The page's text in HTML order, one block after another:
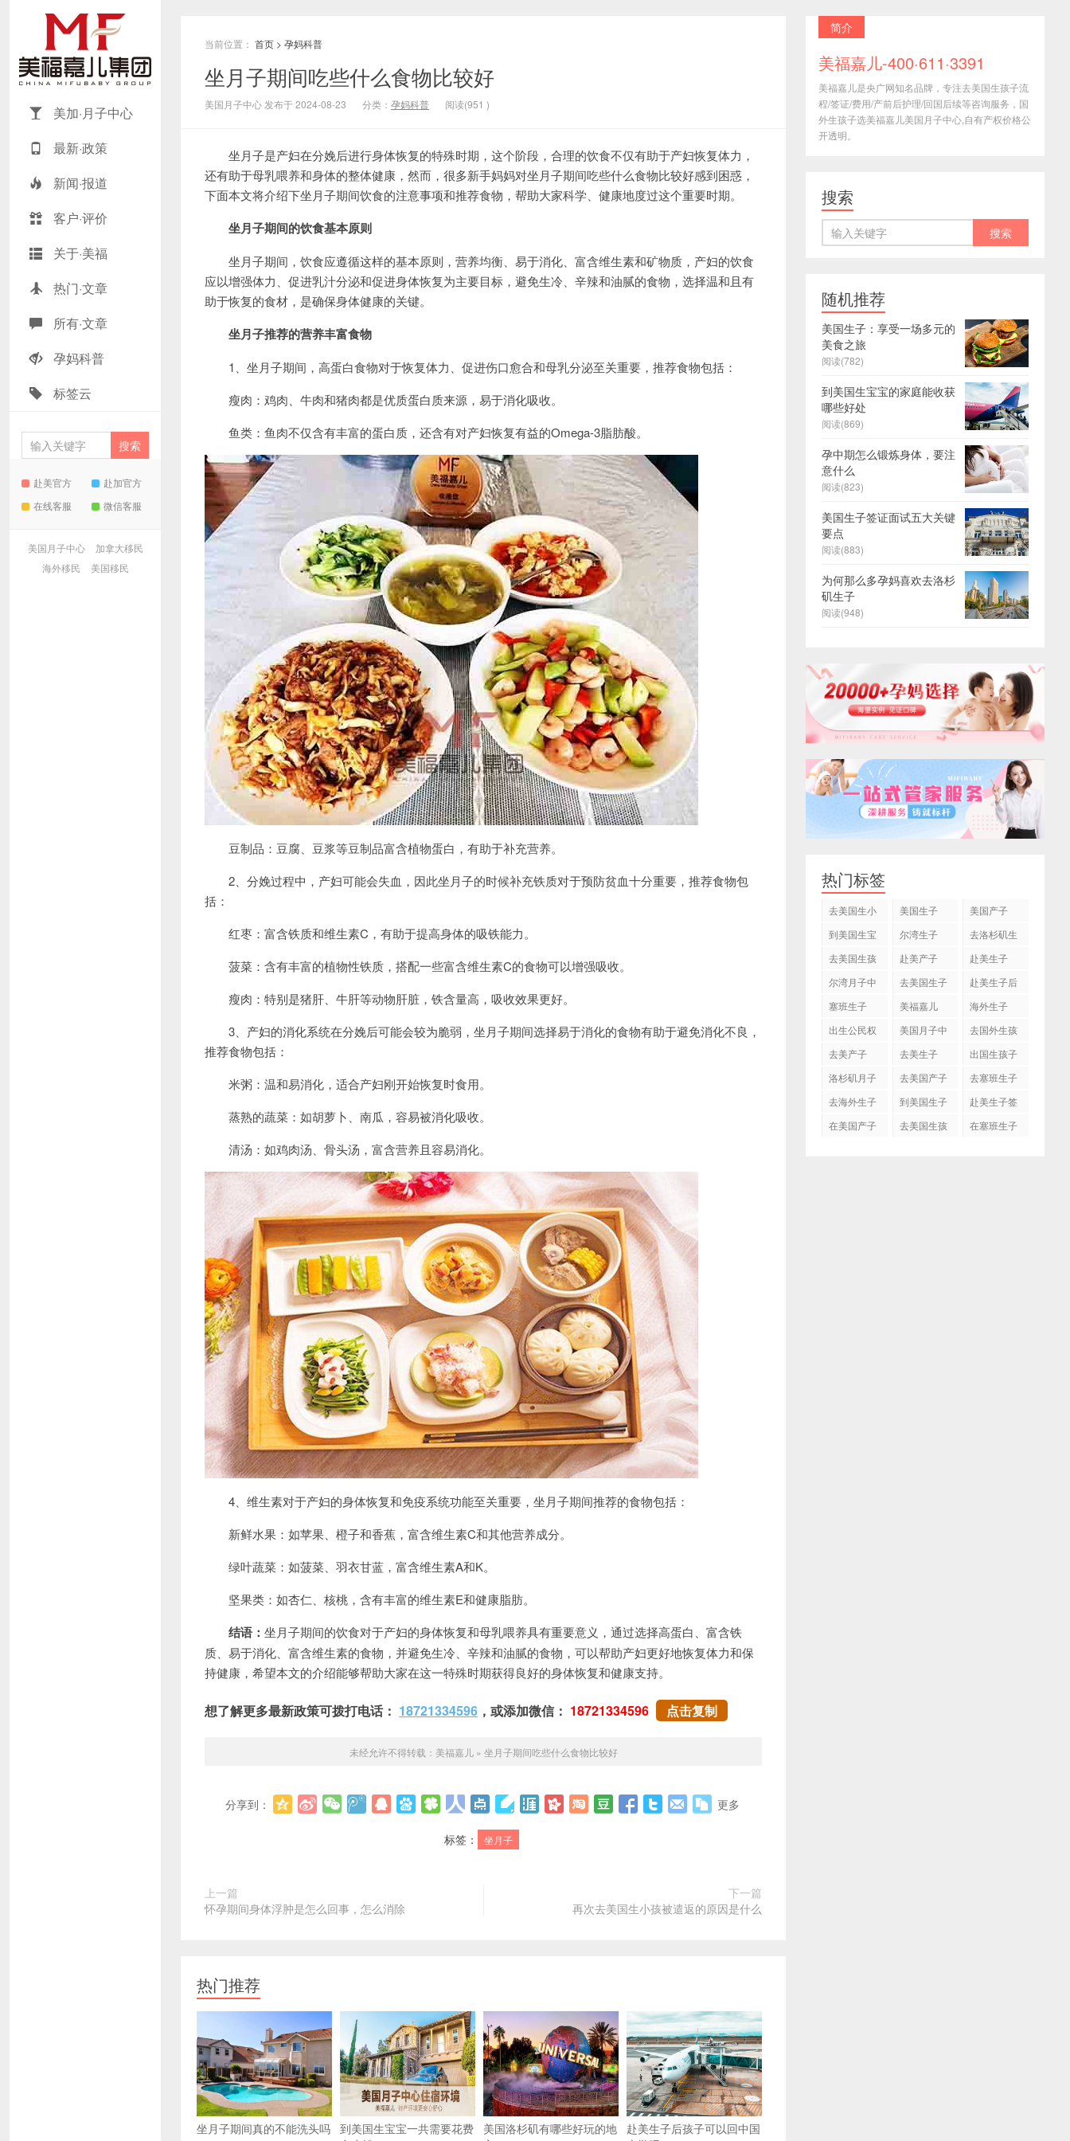
美加·月子中心
最新·政策
新闻·报道
客户·评价
关于·美福
热门·文章
所有·文章
孕妈科普
标签云
赴美官方
赴加官方
在线客服
微信客服
美国月子中心
加拿大移民
海外移民
美国移民
当前位置： 首页 > 孕妈科普
坐月子期间吃些什么食物比较好
美国月子中心 发布于 2024-08-23 分类： 孕妈科普 阅读(951 )
坐月子是产妇在分娩后进行身体恢复的特殊时期，这个阶段，合理的饮食不仅有助于产妇恢复体力，
还有助于母乳喂养和身体的整体健康，然而，很多新手妈妈对坐月子期间吃些什么食物比较好感到困惑，
下面本文将介绍下坐月子期间饮食的注意事项和推荐食物，帮助大家科学、健康地度过这个重要时期。
坐月子期间的饮食基本原则
坐月子期间，饮食应遵循这样的基本原则，营养均衡、易于消化、富含维生素和矿物质，产妇的饮食
应以增强体力、促进乳汁分泌和促进身体恢复为主要目标，避免生冷、辛辣和油腻的食物，选择温和且有
助于恢复的食材，是确保身体健康的关键。
坐月子推荐的营养丰富食物
1、坐月子期间，高蛋白食物对于恢复体力、促进伤口愈合和母乳分泌至关重要，推荐食物包括：
瘦肉：鸡肉、牛肉和猪肉都是优质蛋白质来源，易于消化吸收。
鱼类：鱼肉不仅含有丰富的蛋白质，还含有对产妇恢复有益的Omega-3脂肪酸。
豆制品：豆腐、豆浆等豆制品富含植物蛋白，有助于补充营养。
2、分娩过程中，产妇可能会失血，因此坐月子的时候补充铁质对于预防贫血十分重要，推荐食物包
括：
红枣：富含铁质和维生素C，有助于提高身体的吸铁能力。
菠菜：含有丰富的植物性铁质，搭配一些富含维生素C的食物可以增强吸收。
瘦肉：特别是猪肝、牛肝等动物肝脏，铁含量高，吸收效果更好。
3、产妇的消化系统在分娩后可能会较为脆弱，坐月子期间选择易于消化的食物有助于避免消化不良，
推荐食物包括：
米粥：温和易消化，适合产妇刚开始恢复时食用。
蒸熟的蔬菜：如胡萝卜、南瓜，容易被消化吸收。
清汤：如鸡肉汤、骨头汤，富含营养且容易消化。
4、维生素对于产妇的身体恢复和免疫系统功能至关重要，坐月子期间推荐的食物包括：
新鲜水果：如苹果、橙子和香蕉，富含维生素C和其他营养成分。
绿叶蔬菜：如菠菜、羽衣甘蓝，富含维生素A和K。
坚果类：如杏仁、核桃，含有丰富的维生素E和健康脂肪。
结语： 坐月子期间的饮食对于产妇的身体恢复和母乳喂养具有重要意义，通过选择高蛋白、富含铁
质、易于消化、富含维生素的食物，并避免生冷、辛辣和油腻的食物，可以帮助产妇更好地恢复体力和保
持健康，希望本文的介绍能够帮助大家在这一特殊时期获得良好的身体恢复和健康支持。
想了解更多最新政策可拨打电话： 18721334596 ，或添加微信： 18721334596 点击复制
未经允许不得转载： 美福嘉儿» 坐月子期间吃些什么食物比较好
分享到： 更多
标签： 坐月子
上一篇
怀孕期间身体浮肿是怎么回事，怎么消除
下一篇
再次去美国生小孩被遣返的原因是什么
热门推荐
坐月子期间真的不能洗头吗 到美国生宝宝一共需要花费
美国洛杉矶有哪些好玩的地
赴美生子后孩子可以回中国
简介
美福嘉儿-400·611·3391
美福嘉儿是央广网知名品牌，专注去美国生孩子流
程/签证/费用/产前后护理/回国后续等咨询服务，国
外生孩子选美福嘉儿美国月子中心,自有产权价格公
开透明。
搜索
随机推荐
美国生子：享受一场多元的
美食之旅
阅读(782)
到美国生宝宝的家庭能收获
哪些好处
阅读(869)
孕中期怎么锻炼身体，要注
意什么
阅读(823)
美国生子签证面试五大关键
要点
阅读(883)
为何那么多孕妈喜欢去洛杉
矶生子
阅读(948)
热门标签
去美国生小
美国生子
美国产子
到美国生宝
尔湾生子
去洛杉矶生
去美国生孩
赴美产子
赴美生子
尔湾月子中
去美国生子
赴美生子后
塞班生子
美福嘉儿
海外生子
出生公民权
美国月子中
去国外生孩
去美产子 去美生子
出国生孩子
洛杉矶月子
去美国产子
去塞班生子
去海外生子
到美国生子
赴美生子签
在美国产子
去美国生孩
在塞班生子